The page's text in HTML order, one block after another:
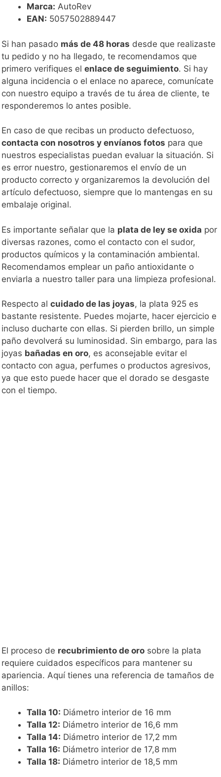
Marca: AutoRev
EAN: 5057502889447
Si han pasado más de 48 horas desde que realizaste
tu pedido y no ha llegado, te recomendamos que
primero verifiques el enlace de seguimiento. Si hay
alguna incidencia o el enlace no aparece, comunícate
con nuestro equipo a través de tu área de cliente, te
responderemos lo antes posible.
En caso de que recibas un producto defectuoso,
contacta con nosotros y envíanos fotos para que
nuestros especialistas puedan evaluar la situación. Si
es error nuestro, gestionaremos el envío de un
producto correcto y organizaremos la devolución del
artículo defectuoso, siempre que lo mantengas en su
embalaje original.
Es importante señalar que la plata de ley se oxida por
diversas razones, como el contacto con el sudor,
productos químicos y la contaminación ambiental.
Recomendamos emplear un paño antioxidante o
enviarla a nuestro taller para una limpieza profesional.
Respecto al cuidado de las joyas, la plata 925 es
bastante resistente. Puedes mojarte, hacer ejercicio e
incluso ducharte con ellas. Si pierden brillo, un simple
paño devolverá su luminosidad. Sin embargo, para las
joyas bañadas en oro, es aconsejable evitar el
contacto con agua, perfumes o productos agresivos,
ya que esto puede hacer que el dorado se desgaste
con el tiempo.
El proceso de recubrimiento de oro sobre la plata
requiere cuidados específicos para mantener su
apariencia. Aquí tienes una referencia de tamaños de
anillos:
Talla 10: Diámetro interior de 16 mm
Talla 12: Diámetro interior de 16,6 mm
Talla 14: Diámetro interior de 17,2 mm
Talla 16: Diámetro interior de 17,8 mm
Talla 18: Diámetro interior de 18,5 mm